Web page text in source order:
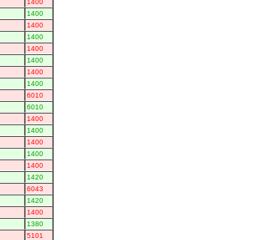
1400
1400
1400
1400
1400
1400
1400
1400
6010
6010
1400
1400
1400
1400
1400
1420
6043
1420
1400
1380
5101